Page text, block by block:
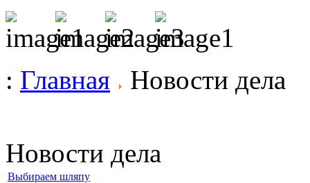
: Главная Новости дела
Новости дела
Выбираем шляпу